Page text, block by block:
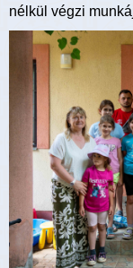
nélkül végzi